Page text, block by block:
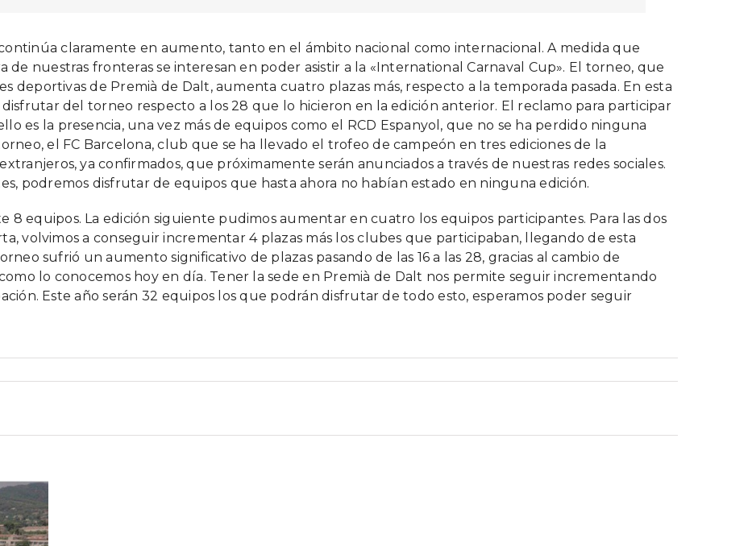
claramente en aumento, tanto en el ámbito nacional como internacional. A medida que
de nuestras fronteras se interesan en poder asistir a la «International Carnaval Cup». El torneo, que
deportivas de Premià de Dalt, aumenta cuatro plazas más, respecto a la temporada pasada. En esta
del torneo respecto a los 28 que lo hicieron en la edición anterior. El reclamo para participar
es la presencia, una vez más de equipos como el RCD Espanyol, que no se ha perdido ninguna
el FC Barcelona, ​​club que se ha llevado el trofeo de campeón en tres ediciones de la
ya confirmados, que próximamente serán anunciados a través de nuestras redes sociales.
podremos disfrutar de equipos que hasta ahora no habían estado en ninguna edición.
8 equipos. La edición siguiente pudimos aumentar en cuatro los equipos participantes. Para las dos
volvimos a conseguir incrementar 4 plazas más los clubes que participaban, llegando de esta
sufrió un aumento significativo de plazas pasando de las 16 a las 28, gracias al cambio de
lo conocemos hoy en día. Tener la sede en Premià de Dalt nos permite seguir incrementando
Este año serán 32 equipos los que podrán disfrutar de todo esto, esperamos poder seguir